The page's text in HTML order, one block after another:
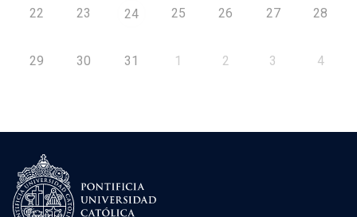
22 23 24 25 26 27 28
29 30 31 1 2 3 4